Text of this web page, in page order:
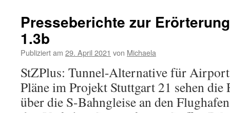
Presseberichte zur
1.3b
Publiziert am 29. April 2021 von Michaela
StZPlus: Tunnel-Alternative für
Pläne im Projekt Stuttgart 21 sehen die
über die S-Bahngleise an den